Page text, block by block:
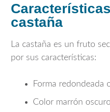
castaña
La castaña es un fruto
por sus características:
Forma redondeada
Color marrón